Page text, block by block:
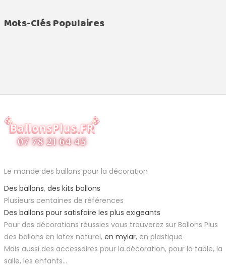
Mots-Clés Populaires
Le monde des ballons pour la décoration
Des ballons, des kits ballons
Plusieurs centaines de références
Des ballons pour satisfaire les plus exigeants
Pour des décorations réussies vous trouverez sur Ballons Plus
des ballons en latex naturel, en mylar, en plastique
Mais aussi des accessoires pour la décoration, pour la table, la
salle, les enfants...